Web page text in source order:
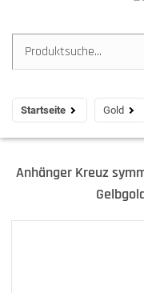
Startseite Gold
Anhänger Kreuz